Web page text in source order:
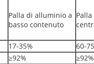
Palla di alluminio a
basso contenuto
17-35% 60-
≥92% ≥92%